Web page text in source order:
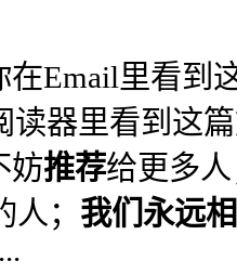
在Email里看到
读器里看到这
妨推荐给更多
； 我们永远
...